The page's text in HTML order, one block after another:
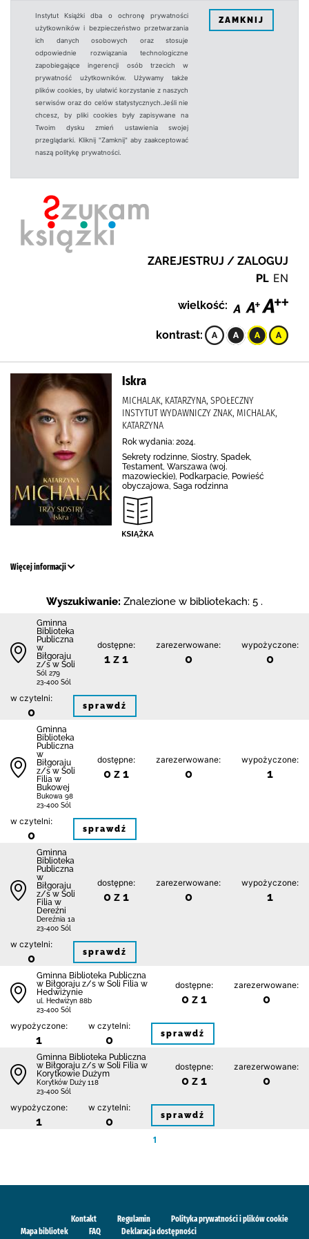
Instytut Książki dba o ochronę prywatności
użytkowników i bezpieczeństwo przetwarzania
ich danych osobowych oraz stosuje
odpowiednie rozwiązania technologiczne
zapobiegające ingerencji osób trzecich w
prywatność użytkowników. Używamy także
plików cookies, by ułatwić korzystanie z naszych
serwisów oraz do celów statystycznych.Jeśli nie
chcesz, by pliki cookies były zapisywane na
Twoim dysku zmień ustawienia swojej
przeglądarki. Kliknij "Zamknij" aby zaakceptować
naszą politykę prywatności.
ZAMKNIJ
ZAREJESTRUJ / ZALOGUJ
PL EN
wielkość:
kontrast:
Iskra
MICHALAK, KATARZYNA, SPOŁECZNY
INSTYTUT WYDAWNICZY ZNAK, MICHALAK,
KATARZYNA
Rok wydania: 2024.
Sekrety rodzinne, Siostry, Spadek,
Testament, Warszawa (woj.
mazowieckie), Podkarpacie, Powieść
obyczajowa, Saga rodzinna
Więcej informacji
Wyszukiwanie: Znalezione w bibliotekach: 5 .
Gminna
Biblioteka
Publiczna
w
Biłgoraju
z/s w Soli
Sól 279
23-400 Sól
dostępne:
1 z 1
zarezerwowane:
0
wypożyczone:
0
w czytelni:
0 sprawdź
Gminna
Biblioteka
Publiczna
w
Biłgoraju
z/s w Soli
Filia w
Bukowej
Bukowa 98
23-400 Sól
dostępne:
0 z 1
zarezerwowane:
0
wypożyczone:
1
w czytelni:
0 sprawdź
Gminna
Biblioteka
Publiczna
w
Biłgoraju
z/s w Soli
Filia w
Dereźni
Dereźnia 1a
23-400 Sól
dostępne:
0 z 1
zarezerwowane:
0
wypożyczone:
1
w czytelni:
0 sprawdź
Gminna Biblioteka Publiczna
w Biłgoraju z/s w Soli Filia w
Hedwiżynie
ul. Hedwiżyn 88b
23-400 Sól
dostępne:
0 z 1
zarezerwowane:
0
wypożyczone:
1
w czytelni:
0 sprawdź
Gminna Biblioteka Publiczna
w Biłgoraju z/s w Soli Filia w
Korytkowie Dużym
Korytków Duży 118
23-400 Sól
dostępne:
0 z 1
zarezerwowane:
0
wypożyczone:
1
w czytelni:
0 sprawdź
1
Kontakt Regulamin
Polityka prywatności i plików cookie
Mapa bibliotek
FAQ Deklaracja dostępności